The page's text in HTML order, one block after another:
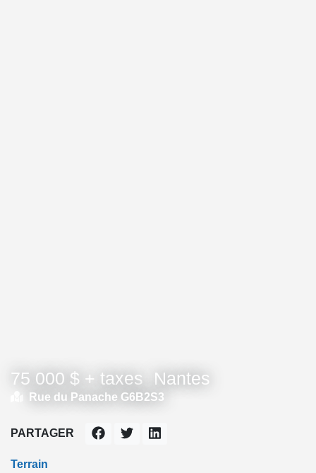
75 000 $ + taxes Nantes
Rue du Panache G6B2S3
Terrain
PARTAGER